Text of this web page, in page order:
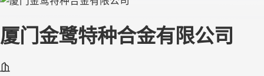
厦门金鹭特种合金有限公司